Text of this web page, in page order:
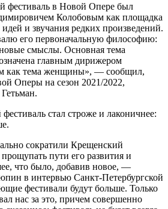
фестиваль в Новой Опере был
Колобовым как площадка
и звучания редких произведений.
его первоначальную философию:
смыслы. Основная тема
главным дирижером
как тема женщины», — сообщил,
Оперы на сезон 2021/2022,
стал строже и лаконичнее:
сократили Крещенский
пути его развития и
что было, добавив новое, —
в интервью Санкт-Петербургской
фестивали будут больше. Только
нас за это, причем совершенно